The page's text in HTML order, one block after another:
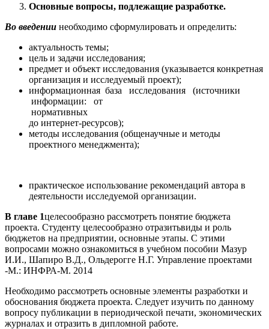
Основные вопросы, подлежащие разработке.
Во введении необходимо сформулировать и определить:
актуальность темы;
цель и задачи исследования;
предмет и объект исследования (указывается конкретная
организация и исследуемый проект);
информационная база исследования (источники
информации: от
до интернет-ресурсов);
методы исследования (общенаучные и методы
проектного менеджмента);
практическое использование рекомендаций автора в
деятельности исследуемой организации.
В главе 1целесообразно рассмотреть понятие бюджета
проекта. Студенту целесообразно отразитьвиды и роль
бюджетов на предприятии, основные этапы. С этими
вопросами можно ознакомиться в учебном пособии Мазур
И.И., Шапиро В.Д., Ольдерогге Н.Г. Управление проектами
-М.: ИНФРА-М. 2014
Необходимо рассмотреть основные элементы разработки и
обоснования бюджета проекта. Следует изучить по данному
вопросу публикации в периодической печати, экономических
журналах и отразить в дипломной работе.